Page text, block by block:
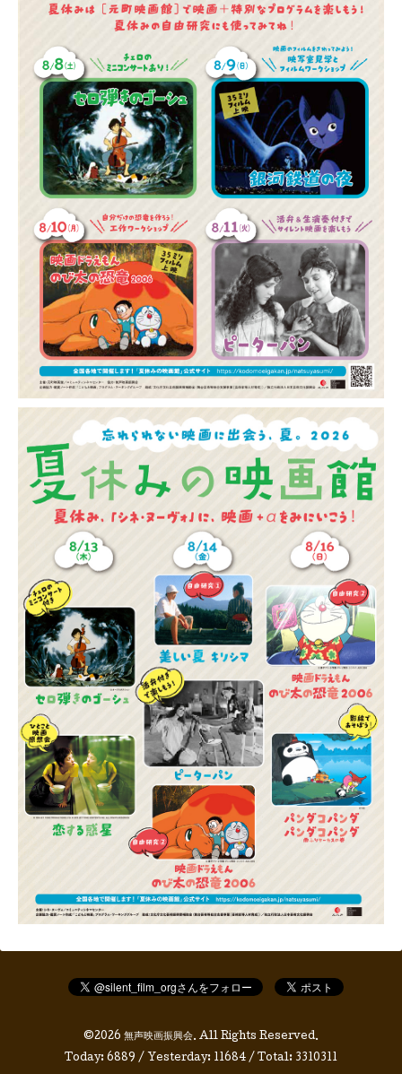
©2026 無声映画振興会. All Rights Reserved.
Today: 6889 / Yesterday: 11684 / Total: 3310311